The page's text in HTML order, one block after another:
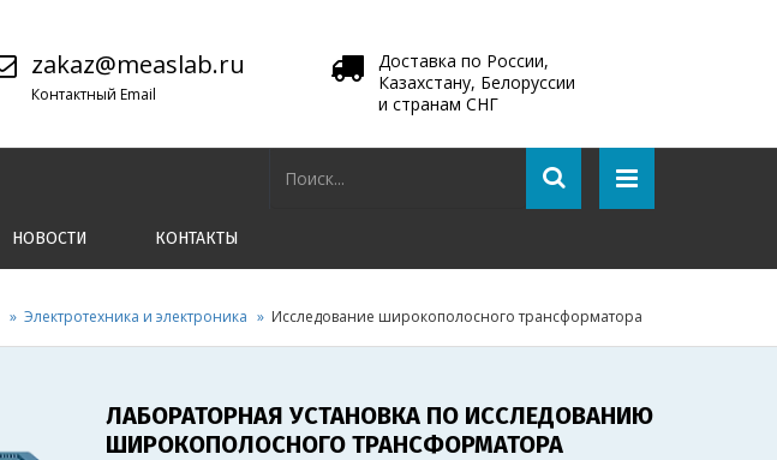
zakaz@measlab.ru
Контактный Email
Доставка по России,
Казахстану, Белоруссии
и странам СНГ
НОВОСТИ КОНТАКТЫ
Электротехника и электроника Исследование широкополосного трансформатора
ЛАБОРАТОРНАЯ УСТАНОВКА ПО ИССЛЕДОВАНИЮ
ШИРОКОПОЛОСНОГО ТРАНСФОРМАТОРА